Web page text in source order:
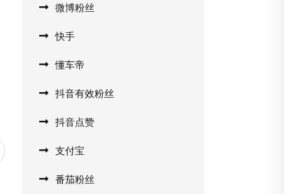
微博粉丝
快手
懂车帝
抖音有效粉丝
抖音点赞
支付宝
番茄粉丝